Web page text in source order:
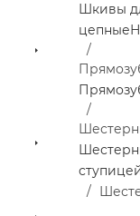
Шкивы
цепные